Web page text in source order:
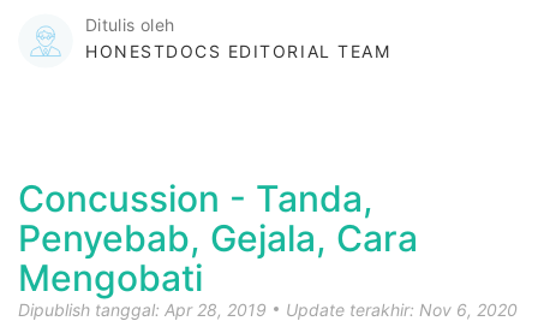
Ditulis oleh
HONESTDOCS EDITORIAL TEAM
Concussion - Tanda,
Penyebab, Gejala, Cara
Mengobati
Dipublish tanggal: Apr 28, 2019
Update terakhir: Nov 6, 2020